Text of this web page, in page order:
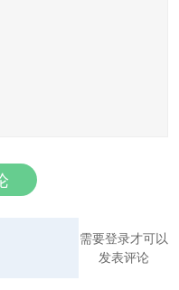
需要登录才可以
发表评论